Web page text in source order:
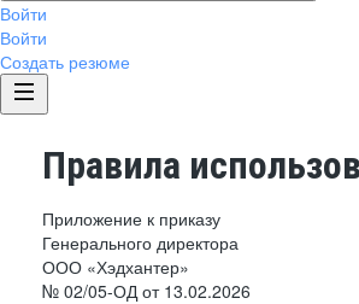
Войти
Войти
Создать резюме
Правила
Приложение к приказу
Генерального директора
ООО «Хэдхантер»
№ 02/05-ОД от 13.02.2026